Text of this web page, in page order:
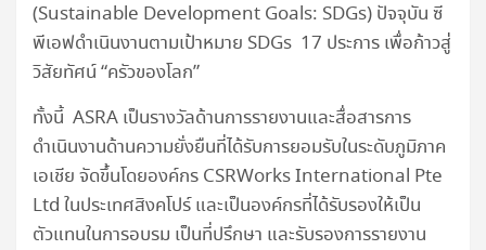
(Sustainable Development Goals: SDGs) ปัจจุบัน ซี
พีเอฟดำเนินงานตามเป้าหมาย SDGs 17 ประการ เพื่อก้าวสู่
วิสัยทัศน์ “ครัวของโลก”
ทั้งนี้ ASRA เป็นรางวัลด้านการรายงานและสื่อสารการ
ดำเนินงานด้านความยั่งยืนที่ได้รับการยอมรับในระดับภูมิภาค
เอเชีย จัดขึ้นโดยองค์กร CSRWorks International Pte
Ltd ในประเทศสิงคโปร์ และเป็นองค์กรที่ได้รับรองให้เป็น
ตัวแทนในการอบรม เป็นที่ปรึกษา และรับรองการรายงาน